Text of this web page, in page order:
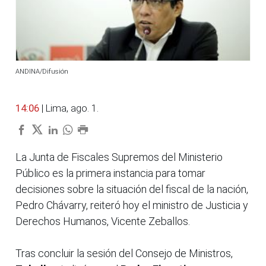
ANDINA/Difusión
14:06 | Lima, ago. 1.
La Junta de Fiscales Supremos del Ministerio
Público es la primera instancia para tomar
decisiones sobre la situación del fiscal de la nación,
Pedro Chávarry, reiteró hoy el ministro de Justicia y
Derechos Humanos, Vicente Zeballos.
Tras concluir la sesión del Consejo de Ministros,